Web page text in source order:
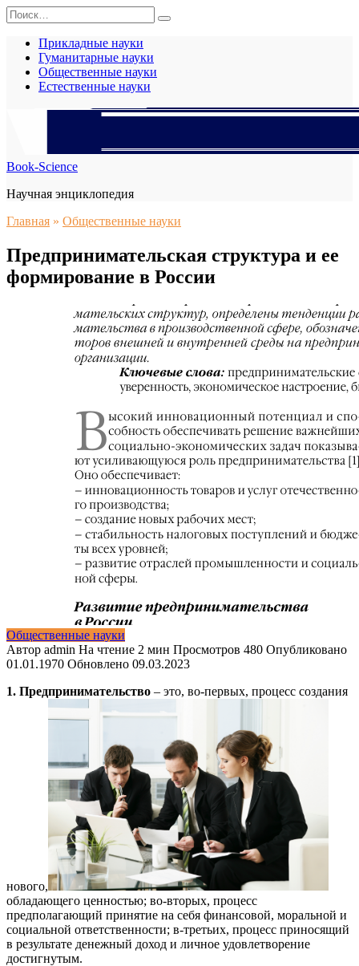
Перейти
к
содержанию
Search
for:
Прикладные науки
Гуманитарные науки
Общественные науки
Естественные науки
Book-Science
Научная энциклопедия
Главная » Общественные науки
Предпринимательская структура и ее
формирование в России
Общественные науки
Автор admin На чтение 2 мин Просмотров 480 Опубликовано
01.01.1970 Обновлено 09.03.2023
1. Предпринимательство – это, во-первых, процесс создания
нового,
обладающего ценностью; во-вторых, процесс
предполагающий принятие на себя финансовой, моральной и
социальной ответственности; в-третьих, процесс приносящий
в результате денежный доход и личное удовлетворение
достигнутым.